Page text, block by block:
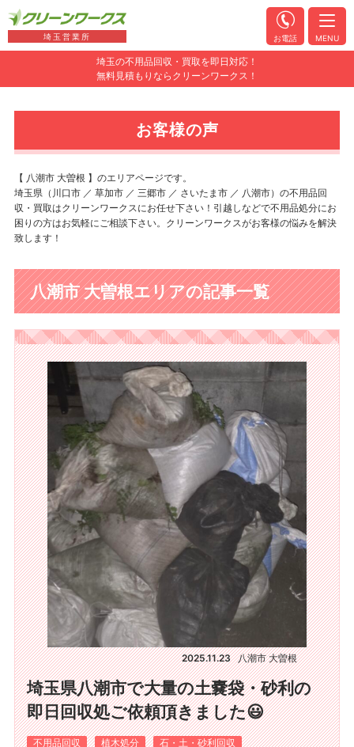
埼玉の不用品回収・買取を即日対応！
無料見積もりならクリーンワークス！
埼玉営業所 お電話 MENU
お客様の声
【 八潮市 大曽根 】のエリアページです。
埼玉県（川口市 ／ 草加市 ／ 三郷市 ／ さいたま市 ／ 八潮市）の不用品回
収・買取はクリーンワークスにお任せ下さい！引越しなどで不用品処分にお
困りの方はお気軽にご相談下さい。クリーンワークスがお客様の悩みを解決
致します！
八潮市 大曽根エリアの記事一覧
2025.11.23 八潮市 大曽根
埼玉県八潮市で大量の土嚢袋・砂利の
即日回収処ご依頼頂きました😃
不用品回収 植木処分 石・土・砂利回収